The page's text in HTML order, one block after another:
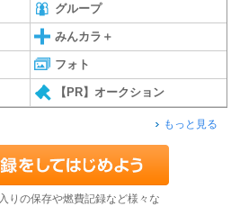
グループ
みんカラ＋
フォト
【PR】オークション
もっと見る
りの保存や燃費記録など様々な